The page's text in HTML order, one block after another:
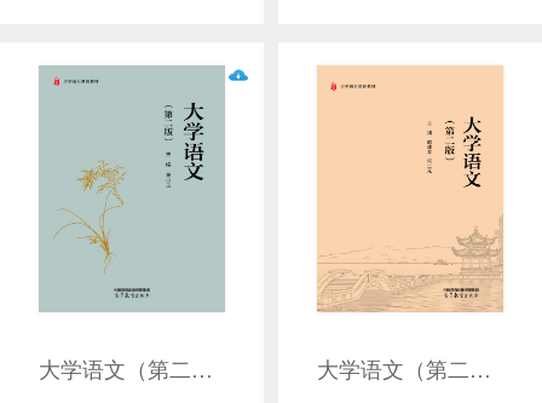
大学语文（第二版） 大学语文（第二版）